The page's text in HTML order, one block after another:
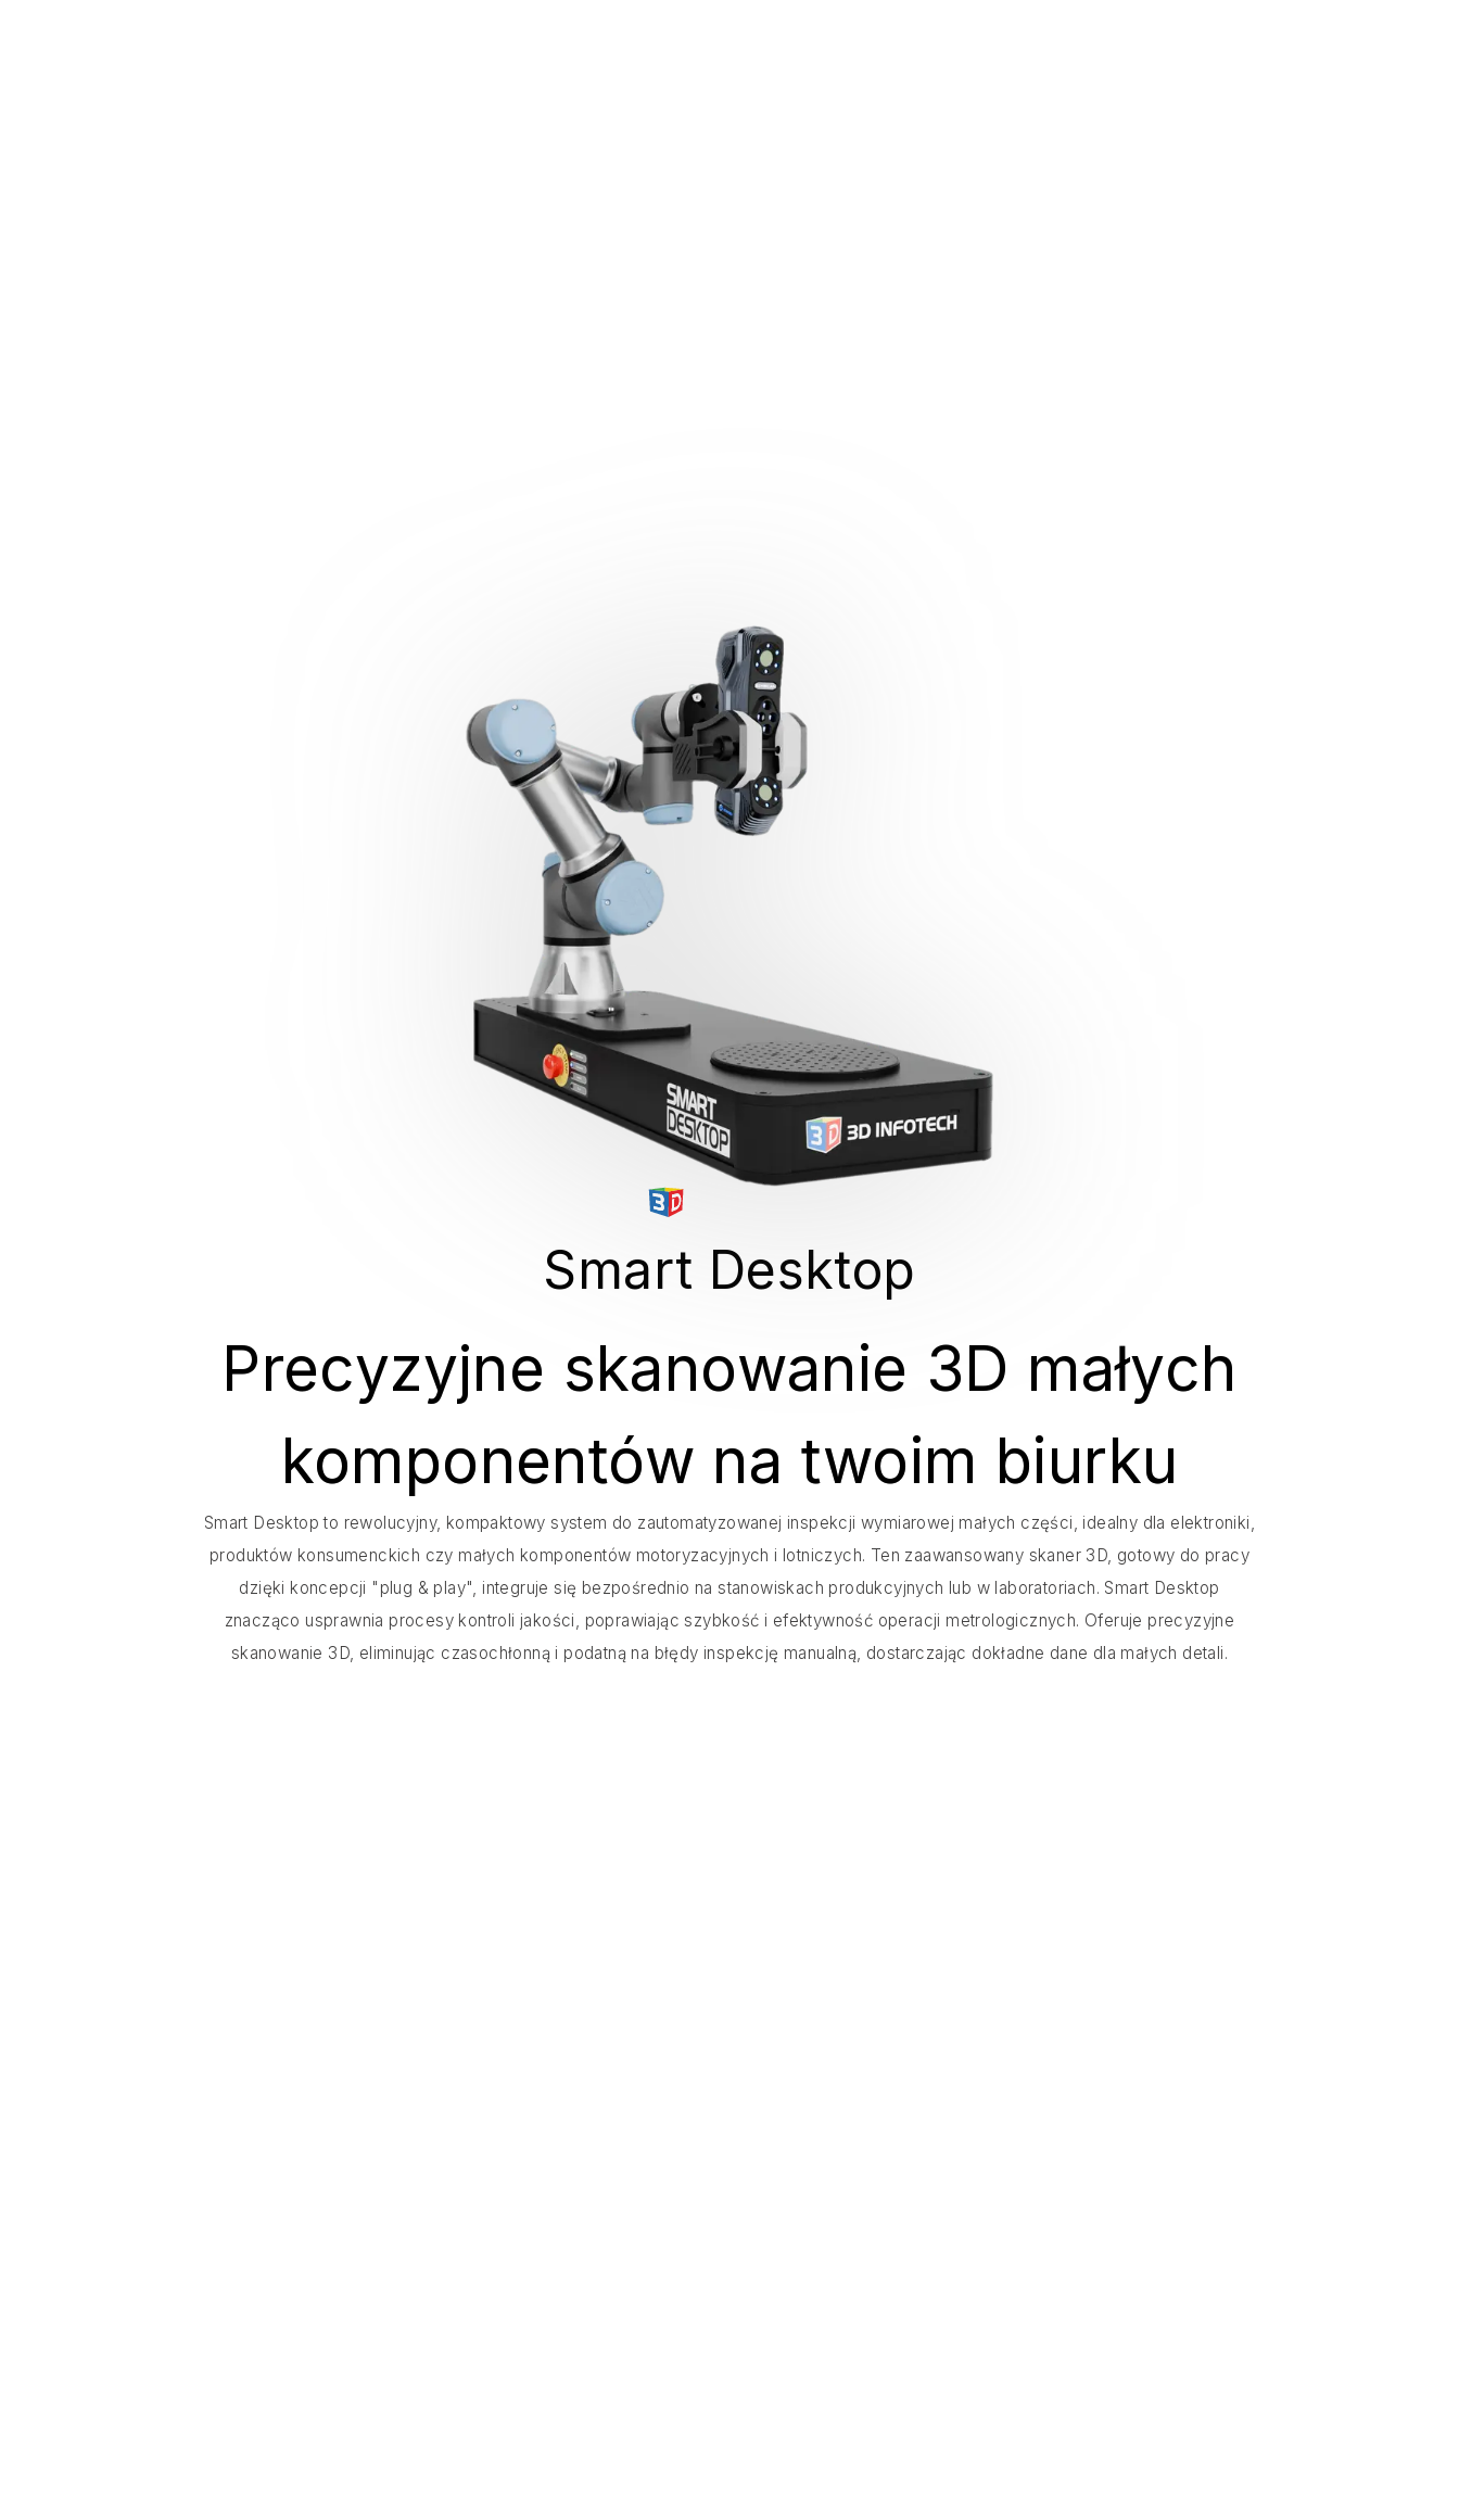
Smart Desktop
Precyzyjne skanowanie 3D małych
komponentów na twoim biurku
Smart Desktop to rewolucyjny, kompaktowy system do zautomatyzowanej inspekcji wymiarowej małych części, idealny dla elektroniki,
produktów konsumenckich czy małych komponentów motoryzacyjnych i lotniczych. Ten zaawansowany skaner 3D, gotowy do pracy
dzięki koncepcji "plug & play", integruje się bezpośrednio na stanowiskach produkcyjnych lub w laboratoriach. Smart Desktop
znacząco usprawnia procesy kontroli jakości, poprawiając szybkość i efektywność operacji metrologicznych. Oferuje precyzyjne
skanowanie 3D, eliminując czasochłonną i podatną na błędy inspekcję manualną, dostarczając dokładne dane dla małych detali.